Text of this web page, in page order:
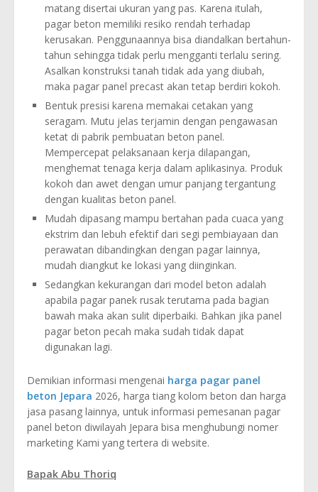
matang disertai ukuran yang pas. Karena itulah,
pagar beton memiliki resiko rendah terhadap
kerusakan. Penggunaannya bisa diandalkan bertahun-
tahun sehingga tidak perlu mengganti terlalu sering.
Asalkan konstruksi tanah tidak ada yang diubah,
maka pagar panel precast akan tetap berdiri kokoh.
Bentuk presisi karena memakai cetakan yang
seragam. Mutu jelas terjamin dengan pengawasan
ketat di pabrik pembuatan beton panel.
Mempercepat pelaksanaan kerja dilapangan,
menghemat tenaga kerja dalam aplikasinya. Produk
kokoh dan awet dengan umur panjang tergantung
dengan kualitas beton panel.
Mudah dipasang mampu bertahan pada cuaca yang
ekstrim dan lebuh efektif dari segi pembiayaan dan
perawatan dibandingkan dengan pagar lainnya,
mudah diangkut ke lokasi yang diinginkan.
Sedangkan kekurangan dari model beton adalah
apabila pagar panek rusak terutama pada bagian
bawah maka akan sulit diperbaiki. Bahkan jika panel
pagar beton pecah maka sudah tidak dapat
digunakan lagi.
Demikian informasi mengenai harga pagar panel
beton Jepara 2026, harga tiang kolom beton dan harga
jasa pasang lainnya, untuk informasi pemesanan pagar
panel beton diwilayah Jepara bisa menghubungi nomer
marketing Kami yang tertera di website.
Bapak Abu Thoriq